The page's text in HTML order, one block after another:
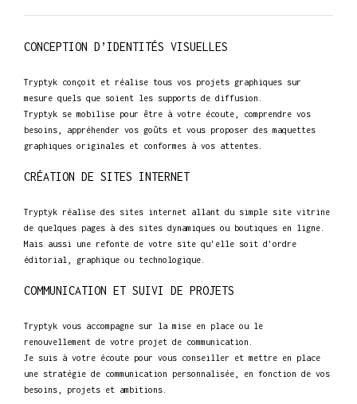
CONCEPTION D’IDENTITÉS VISUELLES
Tryptyk conçoit et réalise tous vos projets graphiques sur
mesure quels que soient les supports de diffusion.
Tryptyk se mobilise pour être à votre écoute, comprendre vos
besoins, appréhender vos goûts et vous proposer des maquettes
graphiques originales et conformes à vos attentes.
CRÉATION DE SITES INTERNET
Tryptyk réalise des sites internet allant du simple site vitrine
de quelques pages à des sites dynamiques ou boutiques en ligne.
Mais aussi une refonte de votre site qu'elle soit d'ordre
éditorial, graphique ou technologique.
COMMUNICATION ET SUIVI DE PROJETS
Tryptyk vous accompagne sur la mise en place ou le
renouvellement de votre projet de communication.
Je suis à votre écoute pour vous conseiller et mettre en place
une stratégie de communication personnalisée, en fonction de vos
besoins, projets et ambitions.